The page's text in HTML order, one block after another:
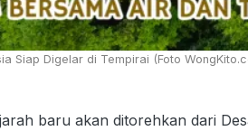
Siap Digelar di Tempirai (Foto
baru akan ditorehkan dari